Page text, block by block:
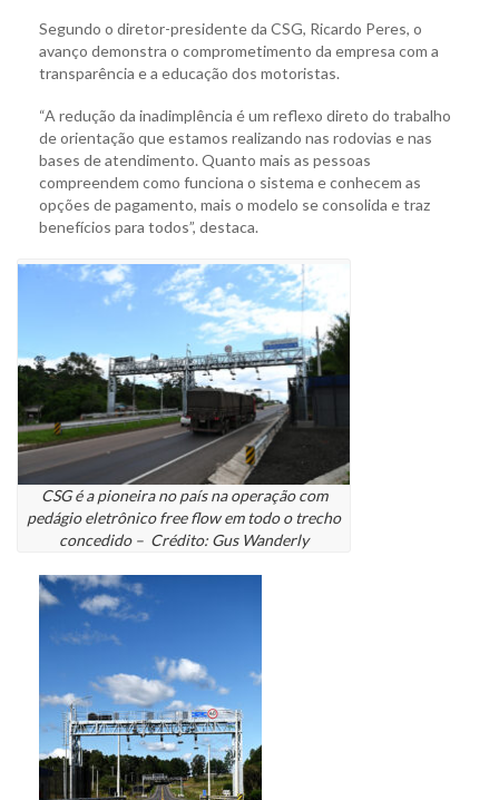
Segundo o diretor-presidente da CSG, Ricardo Peres, o
avanço demonstra o comprometimento da empresa com a
transparência e a educação dos motoristas.
“A redução da inadimplência é um reflexo direto do trabalho
de orientação que estamos realizando nas rodovias e nas
bases de atendimento. Quanto mais as pessoas
compreendem como funciona o sistema e conhecem as
opções de pagamento, mais o modelo se consolida e traz
benefícios para todos”, destaca.
CSG é a pioneira no país na operação com
pedágio eletrônico free flow em todo o trecho
concedido – Crédito: Gus Wanderly